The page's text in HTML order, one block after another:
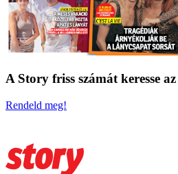
A Story friss számát keresse
Rendeld meg!